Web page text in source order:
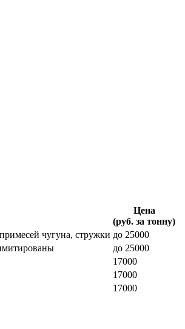
Цена
(руб. за тонну)
чугуна, стружки до 25000
до 25000
17000
17000
17000